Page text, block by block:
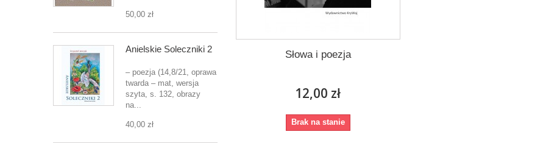
50,00 zł
Anielskie Soleczniki 2
– poezja (14,8/21, oprawa
twarda – mat, wersja
szyta, s. 132, obrazy
na...
40,00 zł
Słowa i poezja
12,00 zł
Brak na stanie